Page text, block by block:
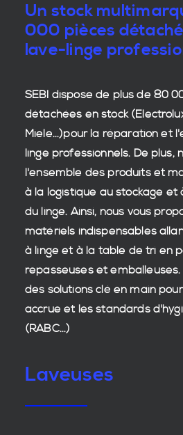
Un stock
000 pièces
lave-linge
SEBI dispose de plus de 80
détachées en stock
Miele...)pour la réparation et
linge professionnels. De plus,
l'ensemble des produits et
à la logistique au stockage et
du linge. Ainsi, nous vous
matériels indispensables
à linge et à la table de tri en
repasseuses et emballeuses.
des solutions clé en main
accrue et lesstandards
(RABC...)
Laveuses